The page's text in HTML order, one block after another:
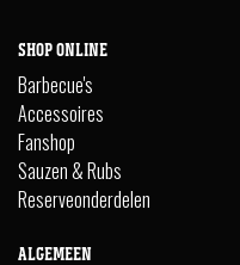
SHOP ONLINE
Barbecue's
Accessoires
Fanshop
Sauzen & Rubs
Reserveonderdelen
ALGEMEEN